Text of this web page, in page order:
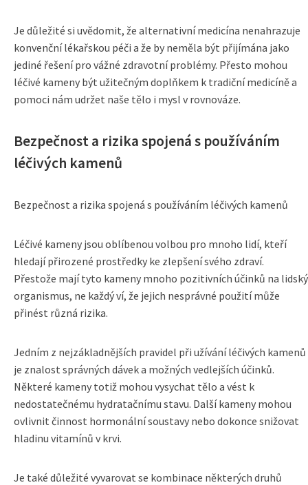
Je důležité si uvědomit, že alternativní medicína nenahrazuje
konvenční lékařskou péči a že by neměla být přijímána jako
jediné řešení pro vážné zdravotní problémy. Přesto mohou
léčivé kameny být užitečným doplňkem k tradiční medicíně a
pomoci nám udržet naše tělo i mysl v rovnováze.
Bezpečnost a rizika spojená s používáním
léčivých kamenů
Bezpečnost a rizika spojená s používáním léčivých kamenů
Léčivé kameny jsou oblíbenou volbou pro mnoho lidí, kteří
hledají přirozené prostředky ke zlepšení svého zdraví.
Přestože mají tyto kameny mnoho pozitivních účinků na lidský
organismus, ne každý ví, že jejich nesprávné použití může
přinést různá rizika.
Jedním z nejzákladnějších pravidel při užívání léčivých kamenů
je znalost správných dávek a možných vedlejších účinků.
Některé kameny totiž mohou vysychat tělo a vést k
nedostatečnému hydratačnímu stavu. Další kameny mohou
ovlivnit činnost hormonální soustavy nebo dokonce snižovat
hladinu vitamínů v krvi.
Je také důležité vyvarovat se kombinace některých druhů